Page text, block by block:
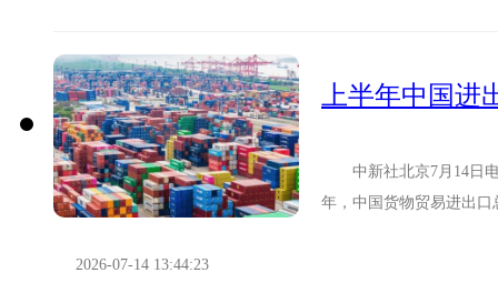
上半年中国进
中新社北京7月14日电
年，中国货物贸易进出口
2026-07-14 13:44:23